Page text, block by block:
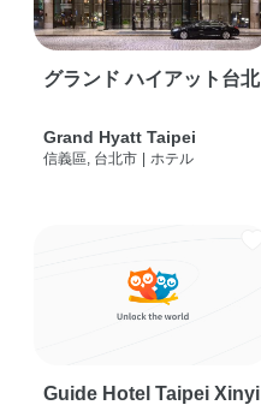
グランド ハイアット台北
Grand Hyatt Taipei
信義區, 台北市 ホテル
Guide Hotel Taipei Xinyi